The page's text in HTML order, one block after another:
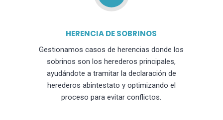
HERENCIA DE SOBRINOS
Gestionamos casos de herencias donde los
sobrinos son los herederos principales,
ayudándote a tramitar la declaración de
herederos abintestato y optimizando el
proceso para evitar conflictos.